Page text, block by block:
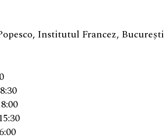
Institutul Francez, București